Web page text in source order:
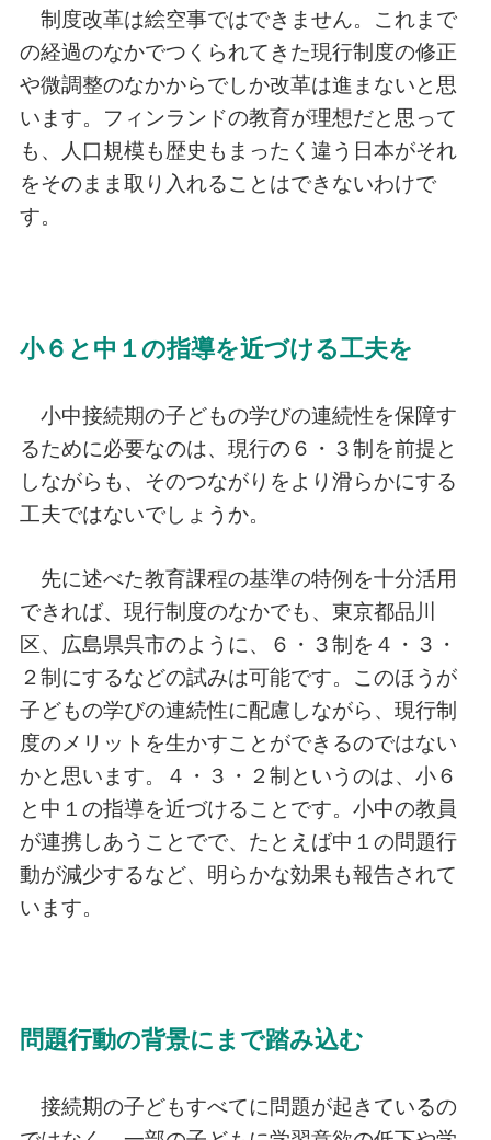
制度改革は絵空事ではできません。これまで
の経過のなかでつくられてきた現行制度の修正
や微調整のなかからでしか改革は進まないと思
います。フィンランドの教育が理想だと思って
も、人口規模も歴史もまったく違う日本がそれ
をそのまま取り入れることはできないわけで
す。
小６と中１の指導を近づける工夫を
小中接続期の子どもの学びの連続性を保障す
るために必要なのは、現行の６・３制を前提と
しながらも、そのつながりをより滑らかにする
工夫ではないでしょうか。
先に述べた教育課程の基準の特例を十分活用
できれば、現行制度のなかでも、東京都品川
区、広島県呉市のように、６・３制を４・３・
２制にするなどの試みは可能です。このほうが
子どもの学びの連続性に配慮しながら、現行制
度のメリットを生かすことができるのではない
かと思います。４・３・２制というのは、小６
と中１の指導を近づけることです。小中の教員
が連携しあうことでで、たとえば中１の問題行
動が減少するなど、明らかな効果も報告されて
います。
問題行動の背景にまで踏み込む
接続期の子どもすべてに問題が起きているの